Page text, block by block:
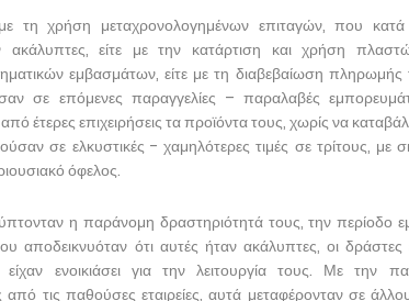
με τη χρήση μεταχρονολογημένων επιταγών, που
ακάλυπτες, είτε με την κατάρτιση και χρήση
εμβασμάτων, είτε με τη διαβεβαίωση
σε επόμενες παραγγελίες – παραλαβές
έτερες επιχειρήσεις τα προϊόντα τους, χωρίς να
σε ελκυστικές - χαμηλότερες τιμές σε τρίτους,
όφελος.
η παράνομη δραστηριότητά τους, την περίοδο
αποδεικνυόταν ότι αυτές ήταν ακάλυπτες, οι
ενοικιάσει για την λειτουργία τους. Με την
από τις παθούσες εταιρείες, αυτά μεταφέρονταν σε